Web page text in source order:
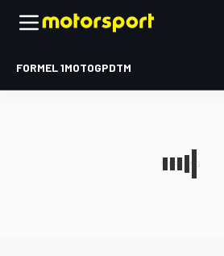
FORMEL 1MOTOGPDTM